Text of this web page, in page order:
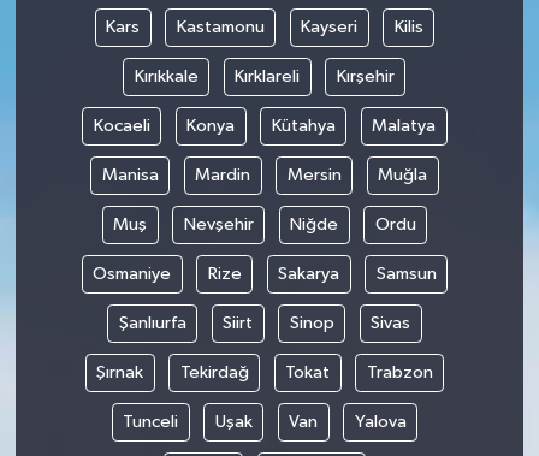
Kars Kastamonu Kayseri Kilis
Kırıkkale Kırklareli Kırşehir
Kocaeli Konya Kütahya Malatya
Manisa Mardin Mersin Muğla
Muş Nevşehir Niğde Ordu
Osmaniye Rize Sakarya Samsun
Şanlıurfa Siirt Sinop Sivas
Şırnak Tekirdağ Tokat Trabzon
Tunceli Uşak Van Yalova